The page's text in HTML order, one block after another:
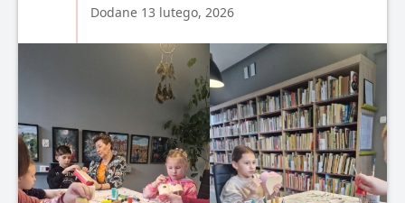
Dodane 13 lutego, 2026